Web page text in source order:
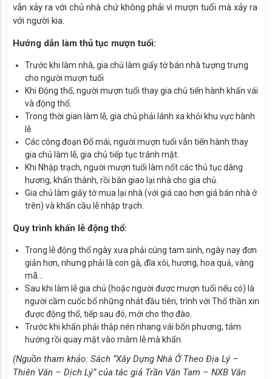
vẫn xảy ra với chủ nhà chứ không phải vì mượn tuổi mà xảy ra
với người kia.
Hướng dẫn làm thủ tục mượn tuổi:
Trước khi làm nhà, gia chủ làm giấy tờ bán nhà tượng trưng
cho người mượn tuổi
Khi Động thổ, người mượn tuổi thay gia chủ tiến hành khấn vái
và động thổ.
Trong thời gian làm lễ, gia chủ phải lánh xa khỏi khu vực hành
lễ.
Các công đoạn Đổ mái, người mượn tuổi vẫn tiến hành thay
gia chủ làm lễ, gia chủ tiếp tục tránh mặt.
Khi Nhập trạch, người mượn tuổi làm nốt các thủ tục dâng
hương, khấn thành, rồi bàn giao lại nhà cho gia chủ.
Gia chủ làm giấy tờ mua lại nhà (với giá cao hơn giá bán nhà ở
trên) và khấn cầu lễ nhập trạch.
Quy trình khấn lễ động thổ:
Trong lễ động thổ ngày xưa phải cúng tam sinh, ngày nay đơn
giản hơn, nhưng phải là con gà, đĩa xôi, hương, hoa quả, vàng
mã…
Sau khi làm lễ gia chủ (hoặc người được mượn tuổi nếu có) là
người cầm cuốc bổ những nhát đầu tiên, trình với Thổ thần xin
được động thổ, tiếp sau đó, mới cho thợ đào.
Trước khi khấn phải thắp nén nhang vái bốn phương, tám
hướng rồi quay mặt vào mâm lễ mà khấn.
(Nguồn tham khảo: Sách “Xây Dựng Nhà Ở Theo Địa Lý –
Thiên Văn – Dịch Lý” của tác giả Trần Văn Tam – NXB Văn